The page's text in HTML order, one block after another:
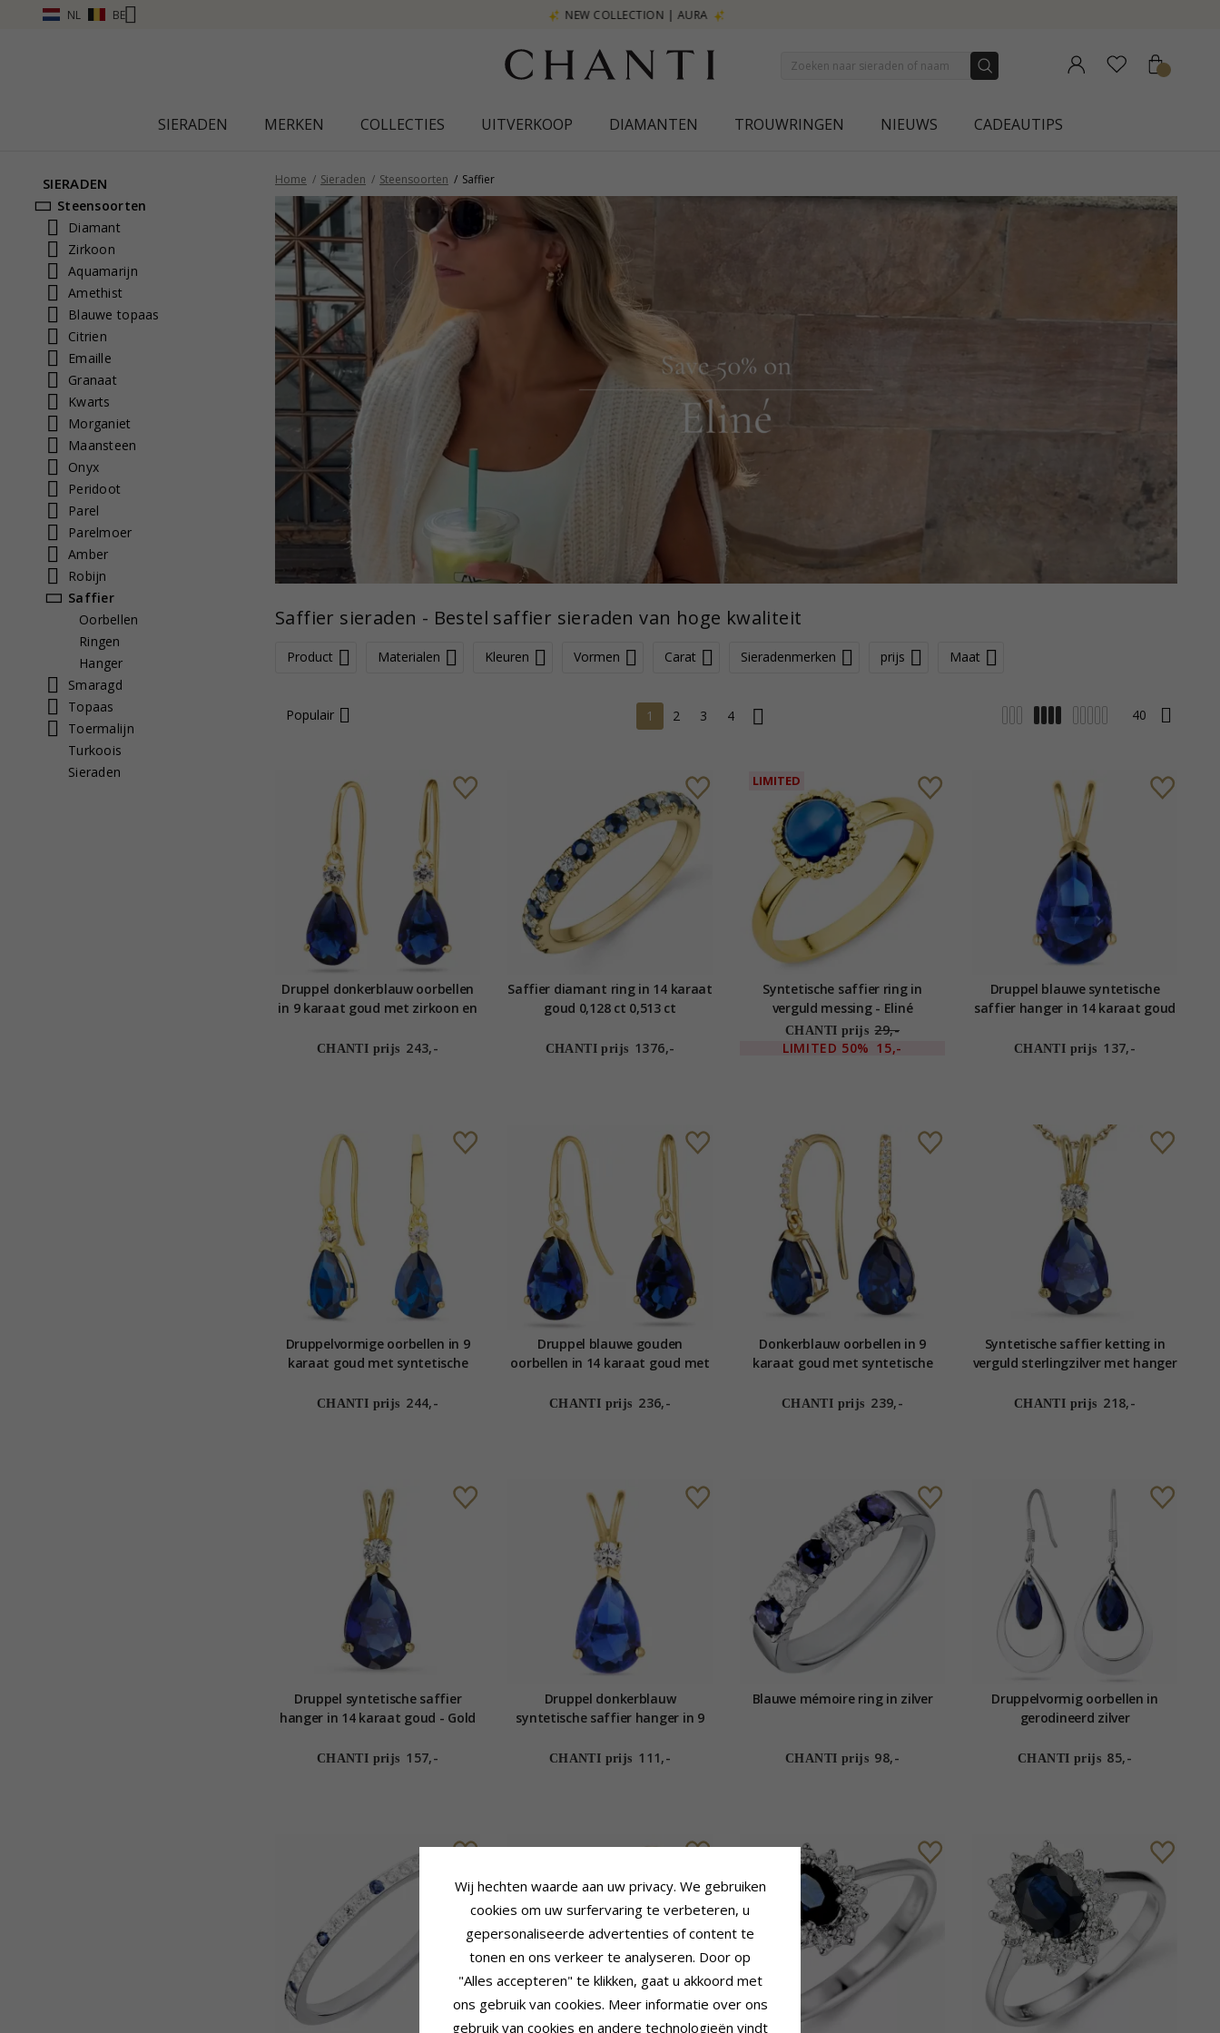
NL BE NEW COLLECTION | AURA
SIERADEN MERKEN COLLECTIES UITVERKOOP DIAMANTEN TROUWRINGEN NIEUWS CADEAUTIPS
SIERADEN
Steensoorten
Diamant
Zirkoon
Aquamarijn
Amethist
Blauwe topaas
Citrien
Emaille
Granaat
Kwarts
Morganiet
Maansteen
Onyx
Peridoot
Parel
Parelmoer
Amber
Robijn
Saffier
Oorbellen
Ringen
Hanger
Smaragd
Topaas
Toermalijn
Turkoois
Sieraden
Home Sieraden Steensoorten Saffier
Saffier sieraden - Bestel saffier sieraden van hoge kwaliteit
Product Materialen Kleuren Vormen Carat Sieradenmerken prijs Maat
Populair 1 2 3 4
Druppel donkerblauw oorbellen
in 9 karaat goud met zirkoon en
Collection
CHANTI prijs 243,-
Saffier diamant ring in 14 karaat
goud 0,128 ct 0,513 ct
CHANTI prijs 1376,-
LIMITED
Syntetische saffier ring in
verguld messing - Eliné
CHANTI prijs 29,-
LIMITED 50% 15,-
Druppel blauwe syntetische
saffier hanger in 14 karaat goud
CHANTI prijs 137,-
Druppelvormige oorbellen in 9
karaat goud met syntetische
Collection
CHANTI prijs 244,-
Druppel blauwe gouden
oorbellen in 14 karaat goud met
Collection
CHANTI prijs 236,-
Donkerblauw oorbellen in 9
karaat goud met syntetische
Collection
CHANTI prijs 239,-
Syntetische saffier ketting in
verguld sterlingzilver met hanger
Collection
CHANTI prijs 218,-
Druppel syntetische saffier
hanger in 14 karaat goud - Gold
CHANTI prijs 157,-
Druppel donkerblauw
syntetische saffier hanger in 9
CHANTI prijs 111,-
Blauwe mémoire ring in zilver
CHANTI prijs 98,-
Druppelvormig oorbellen in
gerodineerd zilver
CHANTI prijs 85,-
Wij hechten waarde aan uw privacy. We gebruiken
cookies om uw surfervaring te verbeteren, u
gepersonaliseerde advertenties of content te
tonen en ons verkeer te analyseren. Door op
"Alles accepteren" te klikken, gaat u akkoord met
ons gebruik van cookies. Meer informatie over ons
gebruik van cookies en andere technologieën vindt